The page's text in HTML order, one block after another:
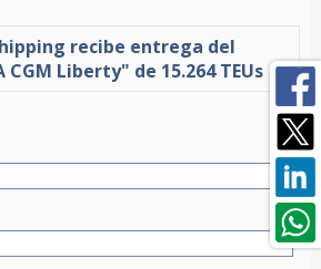
recibe entrega del
CGM Liberty" de 15.264 TEUs